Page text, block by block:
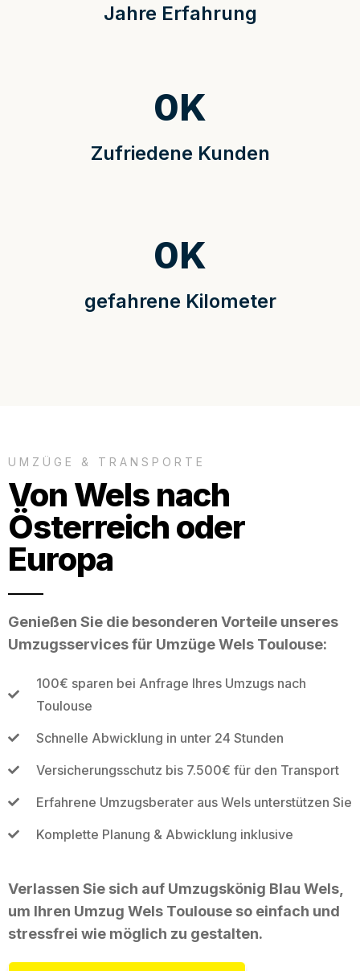
Jahre Erfahrung
Zufriedene Kunden
0K
gefahrene Kilometer
0K
UMZÜGE & TRANSPORTE
Von Wels nach
Österreich oder
Europa
Genießen Sie die besonderen Vorteile unseres
Umzugsservices für Umzüge Wels Toulouse:
100€ sparen bei Anfrage Ihres Umzugs nach
Toulouse
Schnelle Abwicklung in unter 24 Stunden
Versicherungsschutz bis 7.500€ für den Transport
Erfahrene Umzugsberater aus Wels unterstützen Sie
Komplette Planung & Abwicklung inklusive
Verlassen Sie sich auf Umzugskönig Blau Wels,
um Ihren Umzug Wels Toulouse so einfach und
stressfrei wie möglich zu gestalten.